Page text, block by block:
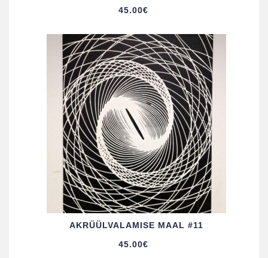
45.00€
AKRÜÜL­VALAMISE MAAL #11
45.00€